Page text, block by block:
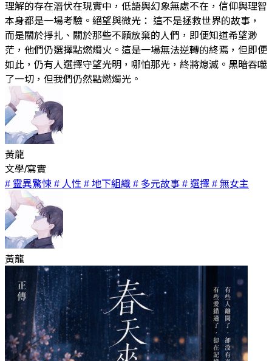
理解的存在潛伏在現實中，低語與幻象無處不在，信仰與理智
本身都是一場考驗。絕望與微光： 這不是拯救世界的故事，
而是關於掙扎、關於那些不願放棄的人們，即便知道希望渺
茫，他們仍選擇點燃燭火。這是一場無法逆轉的終焉，但即便
如此，仍有人選擇守望光明，哪怕那光，終將熄滅。黑暗吞噬
了一切，但我們仍然點燃燭光。
黃龍
文學/寫實
# 靈異驚悚 # 人性 # 地下組織 # 多元故事 # 選擇 # 無女主
黃龍